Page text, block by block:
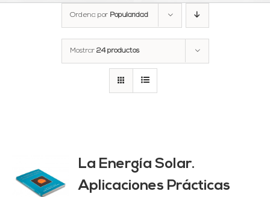
Ordena por Popularidad
Mostrar 24 productos
La Energía Solar.
Aplicaciones Prácticas